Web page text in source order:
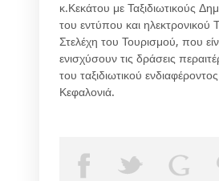
κ.Κεκάτου με Ταξιδιωτικούς
του εντύπου και ηλεκτρονικού
Στελέχη του Τουρισμού, που
ενισχύσουν τις δράσεις
του ταξιδιωτικού
Κεφαλονιά.